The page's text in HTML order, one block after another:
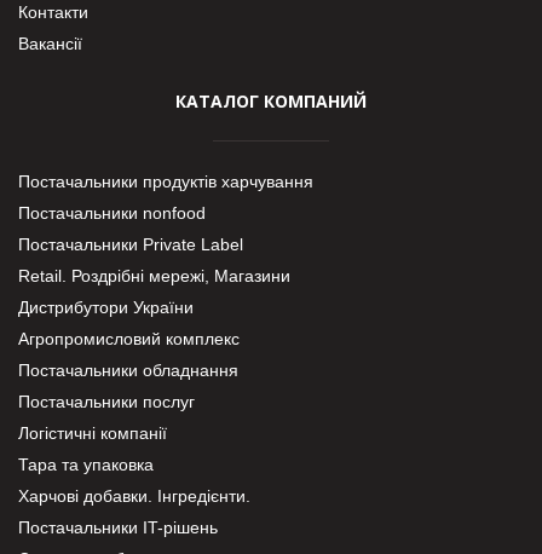
Контакти
Вакансії
КАТАЛОГ КОМПАНИЙ
Постачальники продуктів харчування
Постачальники nonfood
Постачальники Private Label
Retail. Роздрібні мережі, Магазини
Дистрибутори України
Агропромисловий комплекс
Постачальники обладнання
Постачальники послуг
Логістичні компанії
Тара та упаковка
Харчові добавки. Інгредієнти.
Постачальники IT-рішень